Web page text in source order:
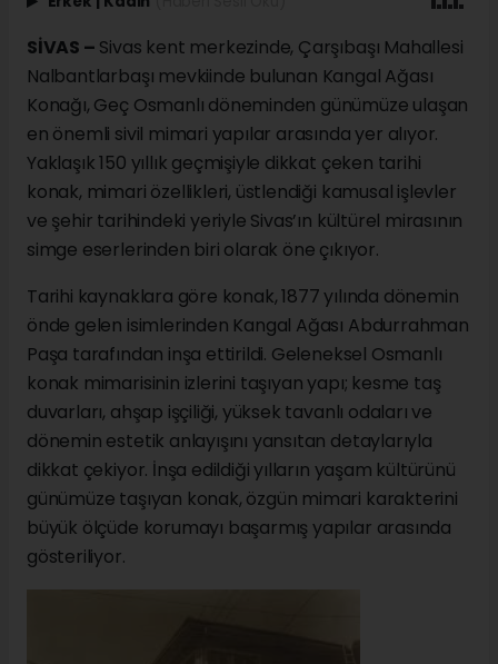
SİVAS – Sivas kent merkezinde, Çarşıbaşı Mahallesi
Nalbantlarbaşı mevkiinde bulunan Kangal Ağası
Konağı, Geç Osmanlı döneminden günümüze ulaşan
en önemli sivil mimari yapılar arasında yer alıyor.
Yaklaşık 150 yıllık geçmişiyle dikkat çeken tarihi
konak, mimari özellikleri, üstlendiği kamusal işlevler
ve şehir tarihindeki yeriyle Sivas’ın kültürel mirasının
simge eserlerinden biri olarak öne çıkıyor.
Tarihi kaynaklara göre konak, 1877 yılında dönemin
önde gelen isimlerinden Kangal Ağası Abdurrahman
Paşa tarafından inşa ettirildi. Geleneksel Osmanlı
konak mimarisinin izlerini taşıyan yapı; kesme taş
duvarları, ahşap işçiliği, yüksek tavanlı odaları ve
dönemin estetik anlayışını yansıtan detaylarıyla
dikkat çekiyor. İnşa edildiği yılların yaşam kültürünü
günümüze taşıyan konak, özgün mimari karakterini
büyük ölçüde korumayı başarmış yapılar arasında
gösteriliyor.